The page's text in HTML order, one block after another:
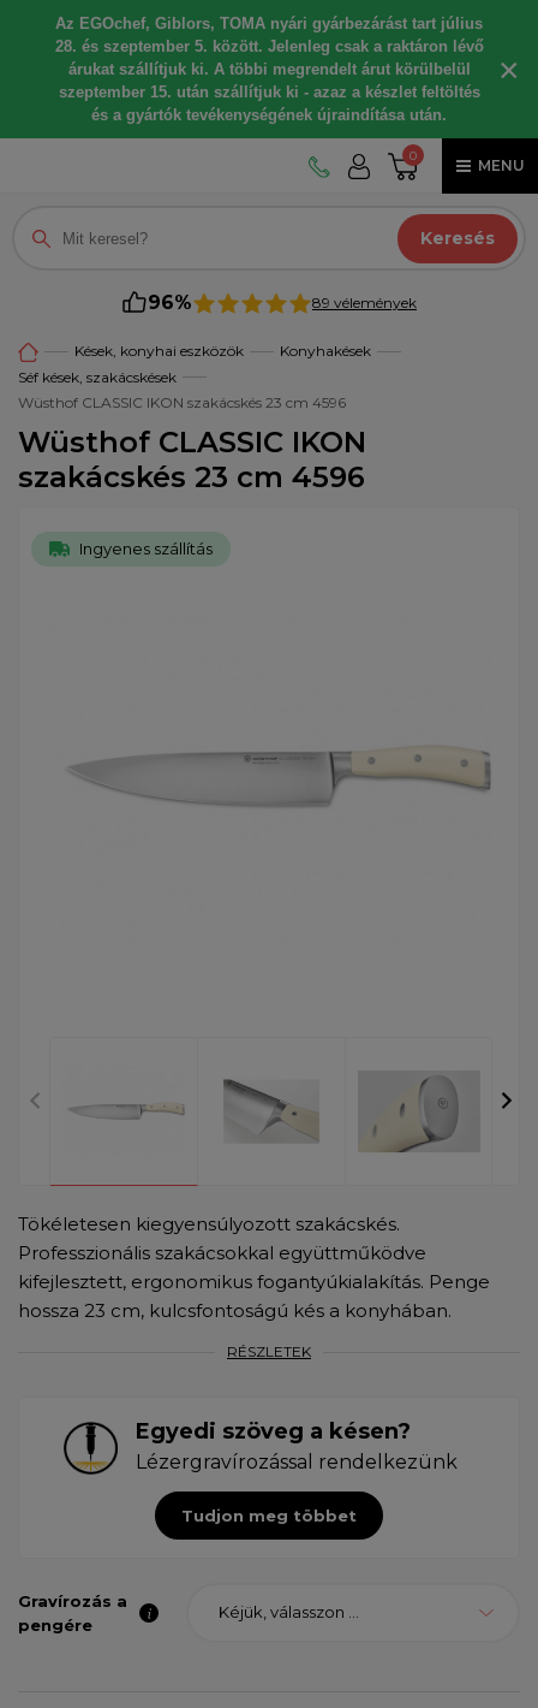
Az EGOchef, Giblors, TOMA nyári gyárbezárást tart július
28. és szeptember 5. között. Jelenleg csak a raktáron lévő
árukat szállítjuk ki. A többi megrendelt árut körülbelül
szeptember 15. után szállítjuk ki - azaz a készlet feltöltés
és a gyártók tevékenységének újraindítása után.
×
0
MENU
Keresés
96% 89 vélemények
Kések, konyhai eszközök
Konyhakések
Séf kések, szakácskések
Wüsthof CLASSIC IKON szakácskés 23 cm 4596
Wüsthof CLASSIC IKON
szakácskés 23 cm 4596
Ingyenes szállítás
Tökéletesen kiegyensúlyozott szakácskés.
Professzionális szakácsokkal együttműködve
kifejlesztett, ergonomikus fogantyúkialakítás. Penge
hossza 23 cm, kulcsfontoságú kés a konyhában.
RÉSZLETEK
Egyedi szöveg a késen?
Lézergravírozással rendelkezünk
Tudjon meg többet
Gravírozás a
pengére
Kéjük, válasszon ...